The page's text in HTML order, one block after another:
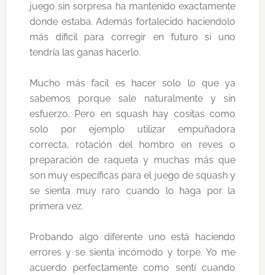
juego sin sorpresa ha mantenido exactamente
donde estaba. Además fortalecido haciendolo
más dificil para corregir en futuro si uno
tendría las ganas hacerlo.
Mucho más facil es hacer solo lo que ya
sabemos porque sale naturalmente y sin
esfuerzo. Pero en squash hay cositas como
solo por ejemplo utilizar empuñadora
correcta, rotación del hombro en reves o
preparación de raqueta y muchas más que
son muy específicas para el juego de squash y
se sienta muy raro cuando lo haga por la
primera vez.
Probando algo diferente uno está haciendo
errores y se sienta incómodo y torpe. Yo me
acuerdo perfectamente como sentí cuando